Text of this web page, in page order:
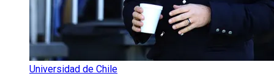
Universidad de Chile